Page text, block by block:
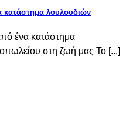
κατάστημα λουλουδιών
ένα κατάστημα
στη ζωή μας Το [...]